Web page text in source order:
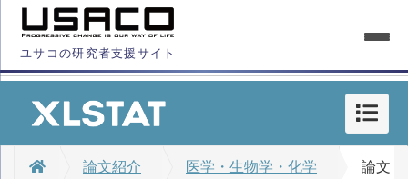
ユサコの研究者支援サイト
論文紹介 医学・生物学・化学 論文